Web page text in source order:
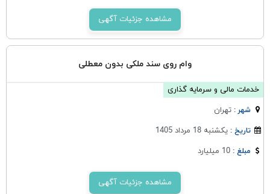
مشاهده جزئیات آگهی
وام روی سند ملکی بدون معطلی
خدمات مالی و سرمایه گذاری
شهر :تهران
تاریخ :یکشنبه 18 مرداد 1405
مبلغ :10 میلیارد
مشاهده جزئیات آگهی